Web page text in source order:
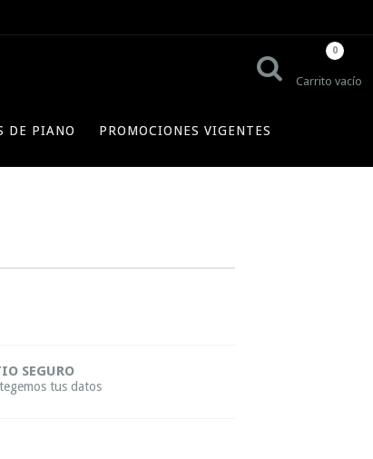
Carrito vacío
0
DE PIANO PROMOCIONES VIGENTES
SEGURO
tus datos